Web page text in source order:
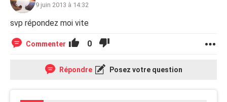
9 juin 2013 à 14:32
svp répondez moi vite
Commenter 0
Répondre Posez votre question